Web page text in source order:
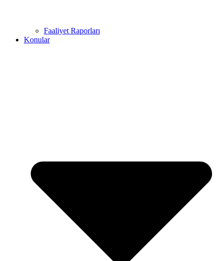
Faaliyet Raporları
Konular